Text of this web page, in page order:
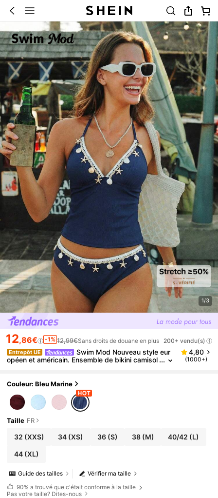
1/3
12,86€ -1% 12,99€Sans droits de douane en plus 200+ vendu(s)
Entrepôt UE
Swim Mod Nouveau style eur
opéen et américain. Ensemble de bikini camisol
ire, 2 pièces pour femmes
4,80
(1000+)
Couleur: Bleu Marine
Taille FR
32 (XXS) 34 (XS) 36(S) 38(M) 40/42 (L)
44(XL)
Vérifier ma taille
Guide des tailles
90% a trouvé que c'était conforme à la taille
Pas votre taille? Dites-nous